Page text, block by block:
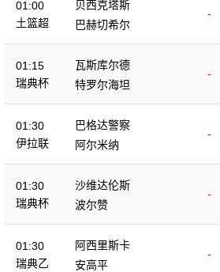
01:00
土篮超
贝西克塔斯
-
巴赫切希尔
01:15
瑞典杯
瓦斯库尔德
-
特罗尔海坦
01:30
伊拉联
巴格达警察
-
阿尔米纳
01:30
瑞典杯
沙维达伦斯
-
波尔赞
01:30
瑞典乙
阿西里斯卡
-
安高平